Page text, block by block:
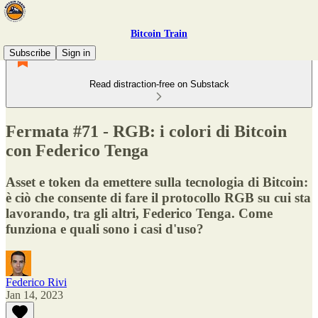
Bitcoin Train
Subscribe
Sign in
Read distraction-free on Substack
Fermata #71 - RGB: i colori di Bitcoin
con Federico Tenga
Asset e token da emettere sulla tecnologia di Bitcoin:
è ciò che consente di fare il protocollo RGB su cui sta
lavorando, tra gli altri, Federico Tenga. Come
funziona e quali sono i casi d'uso?
Federico Rivi
Jan 14, 2023